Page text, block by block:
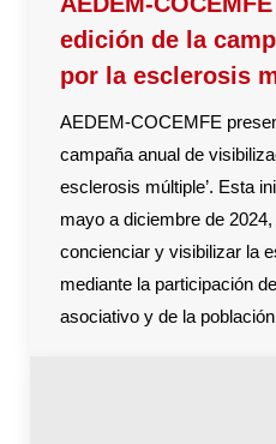
edición de la
por la esclerosis
AEDEM-COCEMFE
campaña anual de
esclerosis múltiple’. Esta
mayo a diciembre de
concienciar y visibilizar la
mediante la participación
asociativo y de la